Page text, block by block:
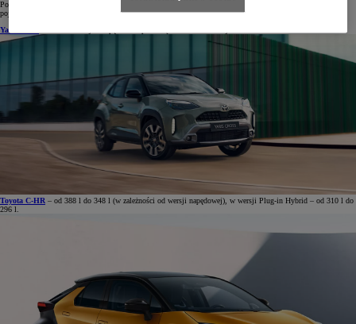
Poniższe zestawienie obejmuje wszystkie rodzinne modele Toyoty. Wyznacznikiem jest największa możliwa
pojemność bagażnika mierzona do linii okna, przy rozłożonych wszystkich siedzeniach:
Yaris Cross
Toyota C-HR – od 388 l do 348 l (w zależności od wersji napędowej), w wersji Plug-in Hybrid – od 310 l do
296 l.